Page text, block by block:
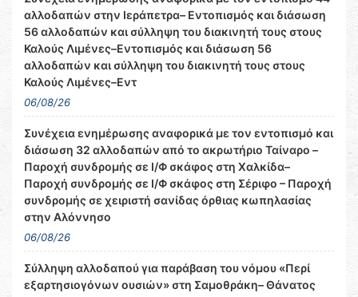
αλλοδαπών στην Ιεράπετρα– Εντοπισμός και διάσωση
56 αλλοδαπών και σύλληψη του διακινητή τους στους
Καλούς Λιμένες–Εντοπισμός και διάσωση 56
αλλοδαπών και σύλληψη του διακινητή τους στους
Καλούς Λιμένες–Εντ
06/08/26
Συνέχεια ενημέρωσης αναφορικά με τον εντοπισμό και
διάσωση 32 αλλοδαπών από το ακρωτήριο Ταίναρο –
Παροχή συνδρομής σε Ι/Φ σκάφος στη Χαλκίδα–
Παροχή συνδρομής σε Ι/Φ σκάφος στη Σέριφο – Παροχή
συνδρομής σε χειριστή σανίδας όρθιας κωπηλασίας
στην Αλόννησο
06/08/26
Σύλληψη αλλοδαπού για παράβαση του νόμου «Περί
εξαρτησιογόνων ουσιών» στη Σαμοθράκη– Θάνατος